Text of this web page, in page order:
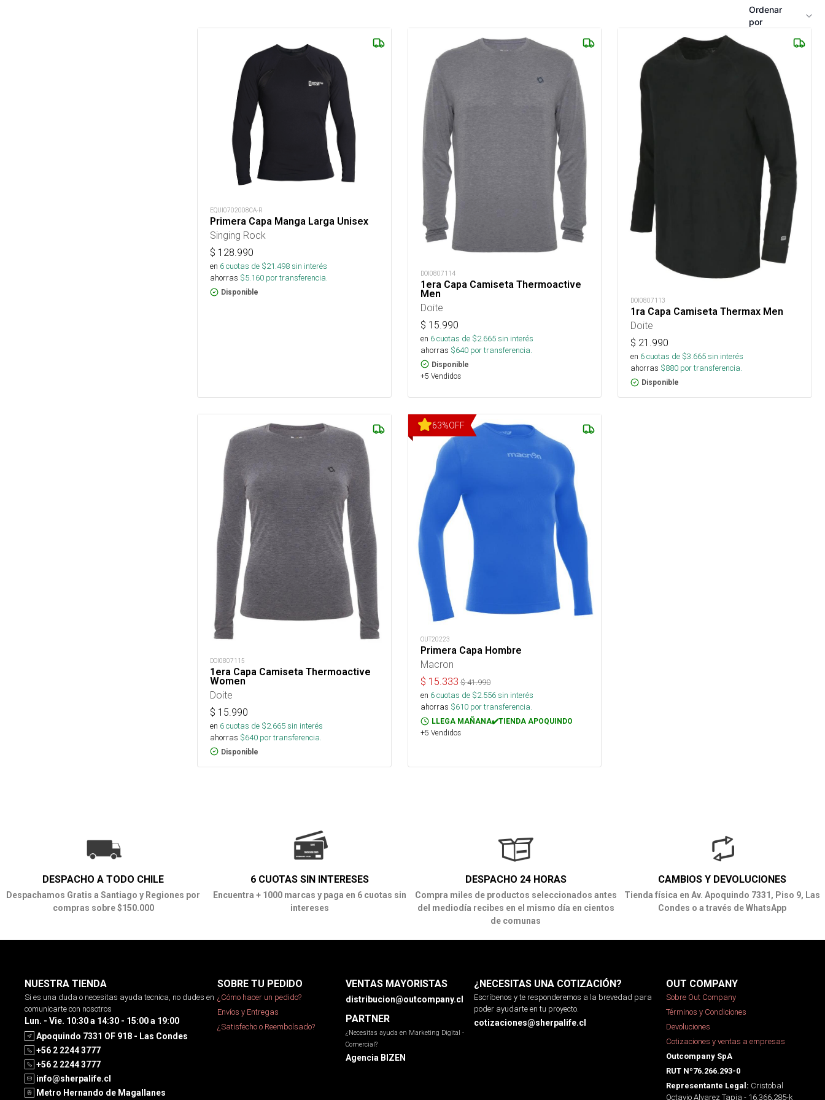
Ordenar
por
EQUI0702008CA-R
Primera Capa Manga Larga Unisex
Singing Rock
$ 128.990
en 6cuotas de $21.498sin interés
ahorras $5.160 por transferencia.
Disponible
DOI0807114
1era Capa Camiseta Thermoactive
Men
Doite
$ 15.990
en 6cuotas de $2.665sin interés
ahorras $640por transferencia.
Disponible
+5 Vendidos
DOI0807113
1ra Capa Camiseta Thermax Men
Doite
$ 21.990
en 6cuotas de $3.665sin interés
ahorras $880 por transferencia.
Disponible
DOI0807115
1era Capa Camiseta Thermoactive
Women
Doite
$ 15.990
en 6cuotas de $2.665sin interés
ahorras $640 por transferencia.
Disponible
63%OFF
OUT20223
Primera Capa Hombre
Macron
$ 15.333 $41.990
en 6cuotas de $2.556sin interés
ahorras $610por transferencia.
LLEGA MAÑANA✔️TIENDA APOQUINDO
+5 Vendidos
DESPACHO A TODO CHILE
Despachamos Gratis a Santiago y Regiones por
compras sobre $150.000
6 CUOTAS SIN INTERESES
Encuentra + 1000 marcas y paga en 6 cuotas sin
intereses
DESPACHO 24 HORAS
Compra miles de productos seleccionados antes
del mediodía recibes en el mismo día en cientos
de comunas
CAMBIOS Y DEVOLUCIONES
Tienda física en Av. Apoquindo 7331, Piso 9, Las
Condes o a través de WhatsApp
NUESTRA TIENDA
Si es una duda o necesitas ayuda tecnica, no dudes en
comunicarte con nosotros
Lun. - Vie. 10:30 a 14:30 - 15:00 a 19:00
Apoquindo 7331 OF 918 - Las Condes
+56 2 2244 3777
+56 2 2244 3777
info@sherpalife.cl
Metro Hernando de Magallanes
SOBRE TU PEDIDO
¿Cómo hacer un pedido?
Envíos y Entregas
¿Satisfecho o Reembolsado?
VENTAS MAYORISTAS
distribucion@outcompany.cl
PARTNER
¿Necesitas ayuda en Marketing Digital -
Comercial?
Agencia BIZEN
¿NECESITAS UNA COTIZACIÓN?
Escríbenos y te responderemos a la brevedad para
poder ayudarte en tu proyecto.
cotizaciones@sherpalife.cl
OUT COMPANY
Sobre Out Company
Términos y Condiciones
Devoluciones
Cotizaciones y ventas a empresas
Outcompany SpA
RUT Nº76.266.293-0
Representante Legal: Cristobal
Octavio Alvarez Tapia - 16.366.285-k